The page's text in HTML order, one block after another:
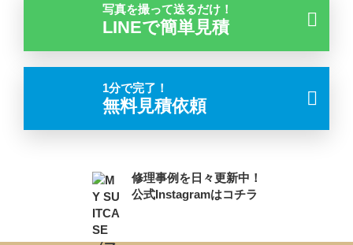
写真を撮って送るだけ！
LINEで簡単見積
1分で完了！
無料見積依頼
修理事例を日々更新中！
公式Instagramはコチラ